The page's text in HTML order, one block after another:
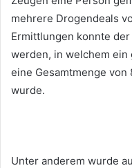
mehrere Drogendeals
Ermittlungen konnte
werden, in welchem ein
eine Gesamtmenge von
wurde.
Unter anderem wurde